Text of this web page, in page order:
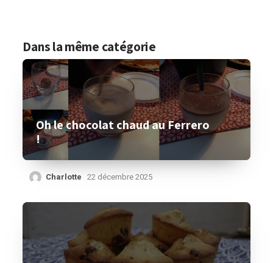
Dans la même catégorie
Oh le chocolat chaud au Ferrero
!
Charlotte 22 décembre 2025